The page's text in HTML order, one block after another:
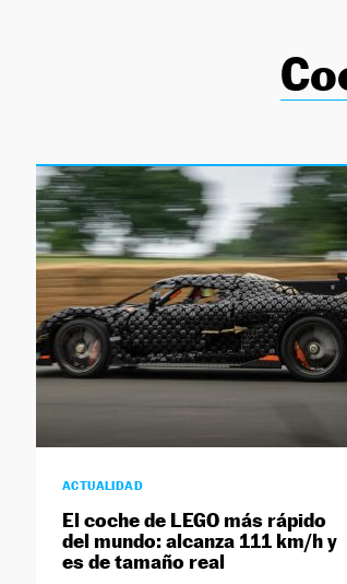
ACTUALIDAD
El coche de LEGO más rápido
del mundo: alcanza 111 km/h y
es de tamaño real